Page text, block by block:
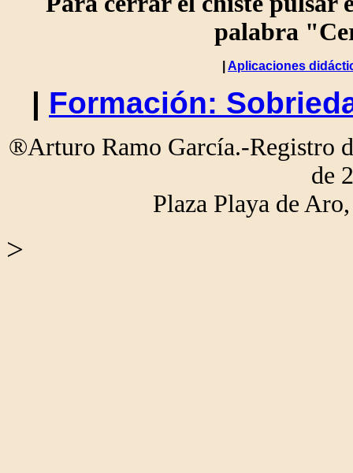
palabra
Aplicaciones
| Formación:
®Arturo Ramo García.-Registro
de
Plaza Playa de
>